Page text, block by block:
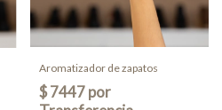
Aromatizador de zapatos